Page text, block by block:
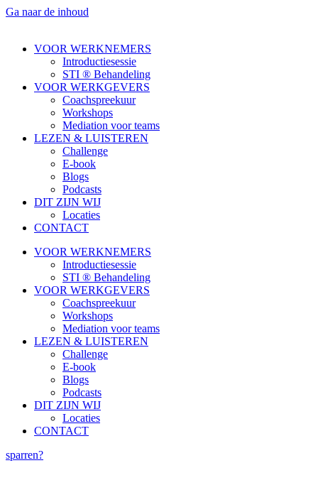
Ga naar de inhoud
VOOR WERKNEMERS
Introductiesessie
STI ® Behandeling
VOOR WERKGEVERS
Coachspreekuur
Workshops
Mediation voor teams
LEZEN & LUISTEREN
Challenge
E-book
Blogs
Podcasts
DIT ZIJN WIJ
Locaties
CONTACT
VOOR WERKNEMERS
Introductiesessie
STI ® Behandeling
VOOR WERKGEVERS
Coachspreekuur
Workshops
Mediation voor teams
LEZEN & LUISTEREN
Challenge
E-book
Blogs
Podcasts
DIT ZIJN WIJ
Locaties
CONTACT
sparren?